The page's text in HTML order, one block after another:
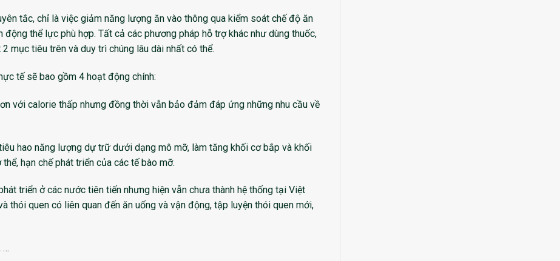
tắc, chỉ là việc giảm năng lượng ăn vào thông qua kiểm soát chế độ ăn
thể lực phù hợp. Tất cả các phương pháp hỗ trợ khác như dùng thuốc,
mục tiêu trên và duy trì chúng lâu dài nhất có thể.
tế sẽ bao gồm 4 hoạt động chính:
calorie thấp nhưng đồng thời vẫn bảo đảm đáp ứng những nhu cầu về
hao năng lượng dự trữ dưới dạng mô mỡ, làm tăng khối cơ bắp và khối
hạn chế phát triển của các tế bào mỡ.
triển ở các nước tiên tiến nhưng hiện vẫn chưa thành hệ thống tại Việt
thói quen có liên quan đến ăn uống và vận động, tập luyện thói quen mới,
…